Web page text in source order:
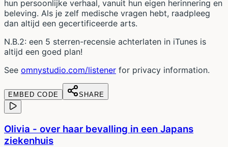
hun persoonlijke verhaal, vanuit hun eigen herinnering en
beleving. Als je zelf medische vragen hebt, raadpleeg
dan altijd een gecertificeerde arts.
N.B.2: een 5 sterren-recensie achterlaten in iTunes is
altijd een goed plan!
See omnystudio.com/listener for privacy information.
EMBED CODE SHARE
Olivia - over haar bevalling in een Japans
ziekenhuis